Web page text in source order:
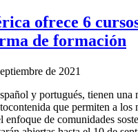
ofrece 6
de formación
de 2021
y portugués, tienen una
que permiten a los
enfoque de comunidades